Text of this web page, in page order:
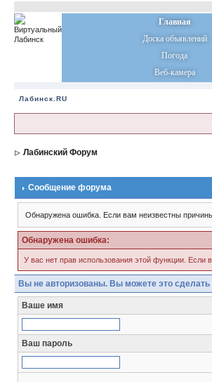
Главная
Доска объявлений
Погода
Веб-камера
Лабинск.RU
Лабинский Форум
Сообщение форума
Обнаружена ошибка. Если вам неизвестны
Обнаружена ошибка:
У вас нет прав использования этой функции. Если
Вы не авторизованы. Вы можете это сделать
Ваше имя
Ваш пароль